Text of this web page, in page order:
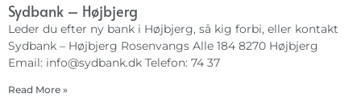
Sydbank – Højbjerg
Leder du efter ny bank i Højbjerg, så kig forbi, eller kontakt
Sydbank – Højbjerg Rosenvangs Alle 184 8270 Højbjerg
Email: info@sydbank.dk Telefon: 74 37
Read More »